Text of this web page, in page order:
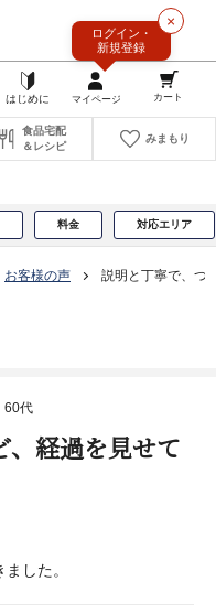
×
ログイン・
新規登録
食品宅配
＆レシピ
みまもり
料金 対応エリア
お客様の声 説明と丁寧で、つ
60代
、経過を見せて
した。